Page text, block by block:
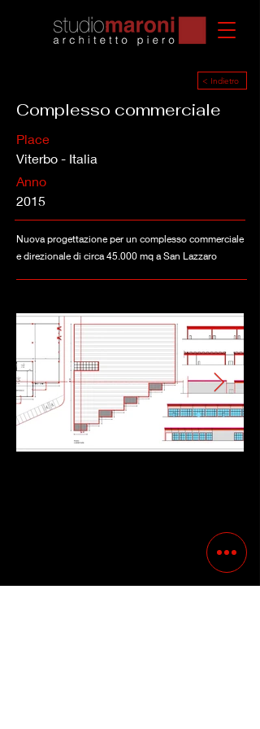
< Indietro
Complesso commerciale
Place
Viterbo - Italia
Anno
2015
Nuova progettazione per un complesso commerciale
e direzionale di circa 45.000 mq a San Lazzaro